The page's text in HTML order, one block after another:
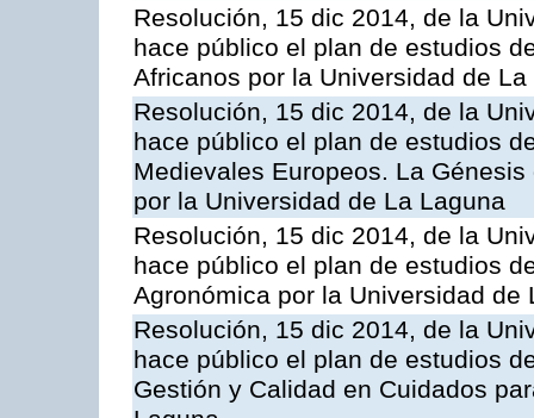
Resolución, 15 dic 2014, de la
hace público el plan de estudios
Africanos por la Universidad de La
Resolución, 15 dic 2014, de la
hace público el plan de estudios
Medievales Europeos. La
por la Universidad de La Laguna
Resolución, 15 dic 2014, de la
hace público el plan de estudios
Agronómica por la Universidad de
Resolución, 15 dic 2014, de la
hace público el plan de estudios
Gestión y Calidad en Cuidados